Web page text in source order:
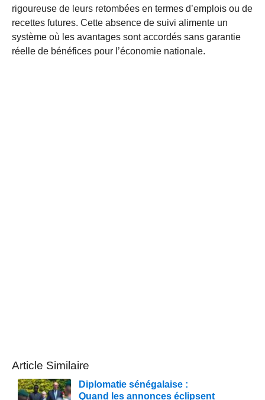
rigoureuse de leurs retombées en termes d’emplois ou de
recettes futures. Cette absence de suivi alimente un
système où les avantages sont accordés sans garantie
réelle de bénéfices pour l’économie nationale.
Article Similaire
Diplomatie sénégalaise :
Quand les annonces éclipsent